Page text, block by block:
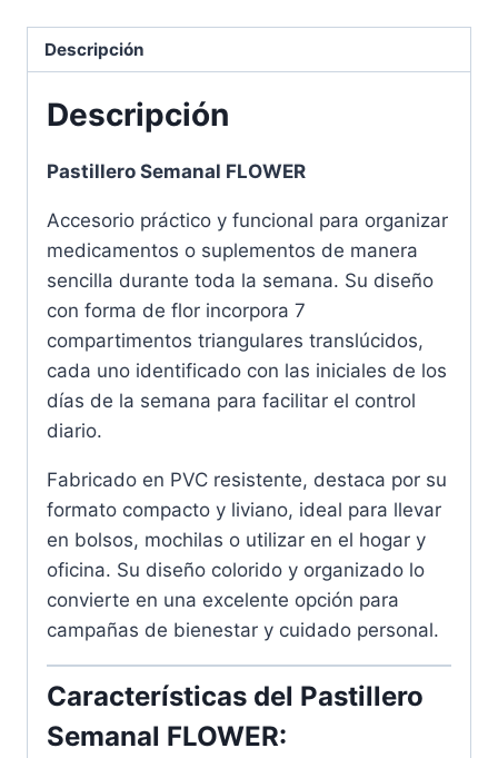
Descripción
Descripción
Pastillero Semanal FLOWER
Accesorio práctico y funcional para organizar
medicamentos o suplementos de manera
sencilla durante toda la semana. Su diseño
con forma de flor incorpora 7
compartimentos triangulares translúcidos,
cada uno identificado con las iniciales de los
días de la semana para facilitar el control
diario.
Fabricado en PVC resistente, destaca por su
formato compacto y liviano, ideal para llevar
en bolsos, mochilas o utilizar en el hogar y
oficina. Su diseño colorido y organizado lo
convierte en una excelente opción para
campañas de bienestar y cuidado personal.
Características del Pastillero
Semanal FLOWER: